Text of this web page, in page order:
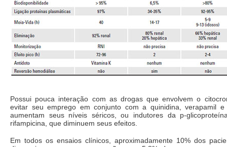
Possui pouca interação com as drogas que envolvem o
evitar seu emprego em conjunto com a quinidina, verapamil e
aumentam seus níveis séricos, ou indutores da p-
rifampicina, que diminuem seus efeitos.
Em todos os ensaios clínicos, aproximadamente 10% dos